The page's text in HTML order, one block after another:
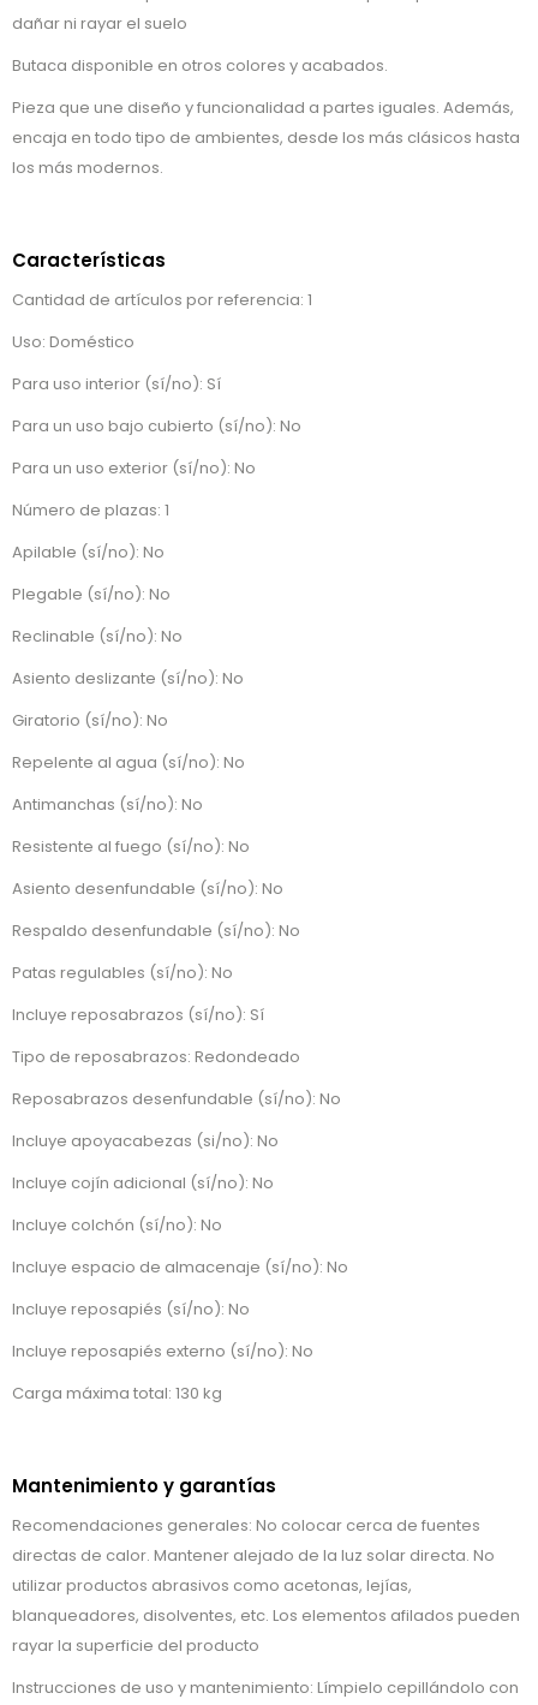
dañar ni rayar el suelo
Butaca disponible en otros colores y acabados.
Pieza que une diseño y funcionalidad a partes iguales. Además,
encaja en todo tipo de ambientes, desde los más clásicos hasta
los más modernos.
Características
Cantidad de artículos por referencia: 1
Uso: Doméstico
Para uso interior (sí/no): Sí
Para un uso bajo cubierto (sí/no): No
Para un uso exterior (sí/no): No
Número de plazas: 1
Apilable (sí/no): No
Plegable (sí/no): No
Reclinable (sí/no): No
Asiento deslizante (sí/no): No
Giratorio (sí/no): No
Repelente al agua (sí/no): No
Antimanchas (sí/no): No
Resistente al fuego (sí/no): No
Asiento desenfundable (sí/no): No
Respaldo desenfundable (sí/no): No
Patas regulables (sí/no): No
Incluye reposabrazos (sí/no): Sí
Tipo de reposabrazos: Redondeado
Reposabrazos desenfundable (sí/no): No
Incluye apoyacabezas (si/no): No
Incluye cojín adicional (sí/no): No
Incluye colchón (sí/no): No
Incluye espacio de almacenaje (sí/no): No
Incluye reposapiés (sí/no): No
Incluye reposapiés externo (sí/no): No
Carga máxima total: 130 kg
Mantenimiento y garantías
Recomendaciones generales: No colocar cerca de fuentes
directas de calor. Mantener alejado de la luz solar directa. No
utilizar productos abrasivos como acetonas, lejías,
blanqueadores, disolventes, etc. Los elementos afilados pueden
rayar la superficie del producto
Instrucciones de uso y mantenimiento: Límpielo cepillándolo con